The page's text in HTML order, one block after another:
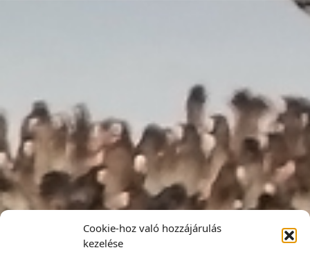
Cookie-hoz való hozzájárulás
kezelése